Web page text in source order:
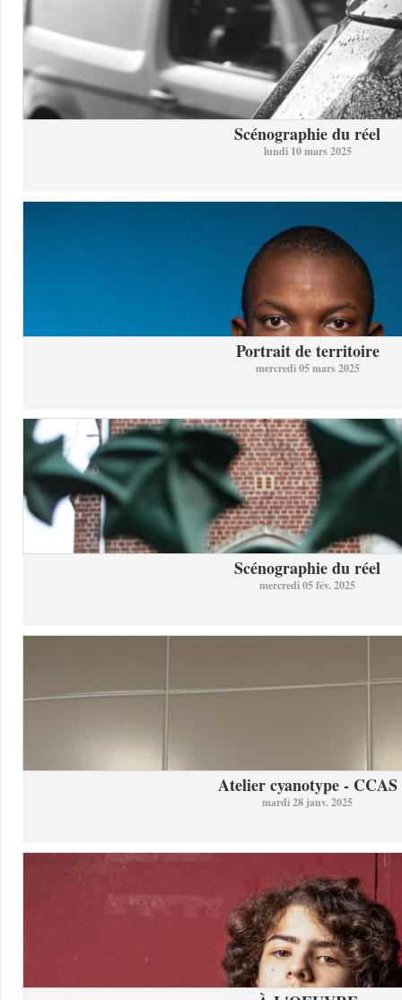
Scénographie du réel
lundi 10 mars 2025
Portrait de territoire
mercredi 05 mars 2025
Scénographie du réel
mercredi 05 fév. 2025
Atelier cyanotype - CCAS
mardi 28 janv. 2025